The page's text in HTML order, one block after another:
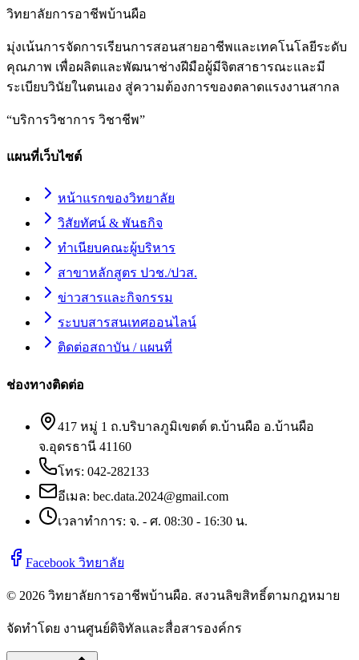
วิทยาลัยการอาชีพบ้านผือ
มุ่งเน้นการจัดการเรียนการสอนสายอาชีพและเทคโนโลยีระดับ
คุณภาพ เพื่อผลิตและพัฒนาช่างฝีมือผู้มีจิตสาธารณะและมี
ระเบียบวินัยในตนเอง สู่ความต้องการของตลาดแรงงานสากล
“บริการวิชาการ วิชาชีพ”
แผนที่เว็บไซต์
หน้าแรกของวิทยาลัย
วิสัยทัศน์ & พันธกิจ
ทำเนียบคณะผู้บริหาร
สาขาหลักสูตร ปวช./ปวส.
ข่าวสารและกิจกรรม
ระบบสารสนเทศออนไลน์
ติดต่อสถาบัน / แผนที่
ช่องทางติดต่อ
417 หมู่ 1 ถ.บริบาลภูมิเขตต์ ต.บ้านผือ อ.บ้านผือ
จ.อุดรธานี 41160
โทร: 042-282133
อีเมล: bec.data.2024@gmail.com
เวลาทำการ: จ. - ศ. 08:30 - 16:30 น.
Facebook วิทยาลัย
© 2026 วิทยาลัยการอาชีพบ้านผือ. สงวนลิขสิทธิ์ตามกฎหมาย
จัดทำโดย งานศูนย์ดิจิทัลและสื่อสารองค์กร